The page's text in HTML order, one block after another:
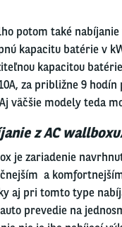
potom také
kapacitu batérie v
kapacitou
za približne 9
väčšie modely teda
z AC
je zariadenie
a
aj pri tomto type
prevedie na